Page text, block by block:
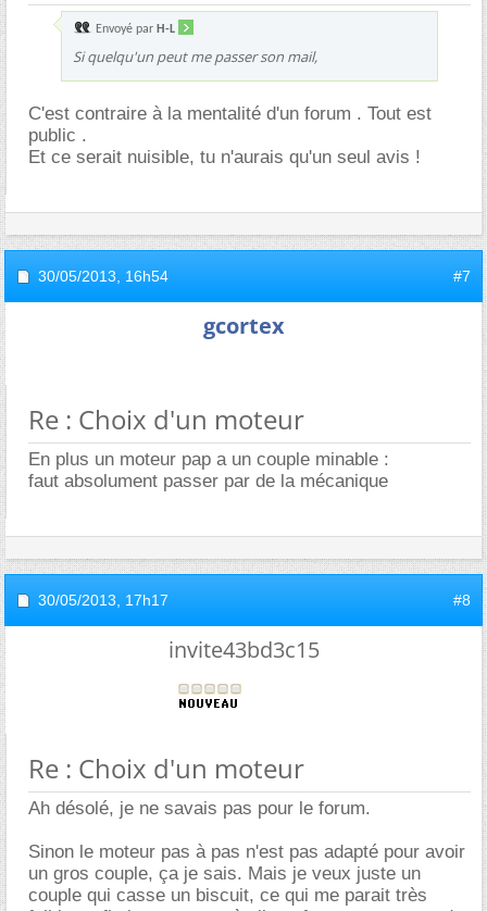
Envoyé par H-L
Si quelqu'un peut me passer son mail,
C'est contraire à la mentalité d'un forum . Tout est
public .
Et ce serait nuisible, tu n'aurais qu'un seul avis !
30/05/2013, 16h54 #7
gcortex
Re : Choix d'un moteur
En plus un moteur pap a un couple minable :
faut absolument passer par de la mécanique
30/05/2013, 17h17 #8
invite43bd3c15
Re : Choix d'un moteur
Ah désolé, je ne savais pas pour le forum.
Sinon le moteur pas à pas n'est pas adapté pour avoir
un gros couple, ça je sais. Mais je veux juste un
couple qui casse un biscuit, ce qui me parait très